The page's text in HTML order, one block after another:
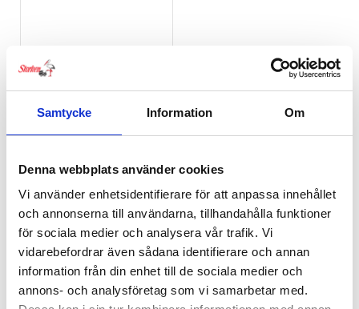
Samtycke Information Om
Denna webbplats använder cookies
Vi använder enhetsidentifierare för att anpassa innehållet
och annonserna till användarna, tillhandahålla funktioner
för sociala medier och analysera vår trafik. Vi
vidarebefordrar även sådana identifierare och annan
information från din enhet till de sociala medier och
annons- och analysföretag som vi samarbetar med.
Cybex Platinum
Vinteråkpåse Svart
RELATERADE PRODUKTER
EJ I LAGER